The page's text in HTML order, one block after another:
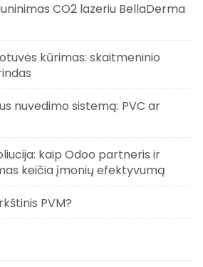
CO2 lazeriu BellaDerma
kūrimas: skaitmeninio
nuvedimo sistemą: PVC ar
kaip Odoo partneris ir
keičia įmonių efektyvumą
PVM?